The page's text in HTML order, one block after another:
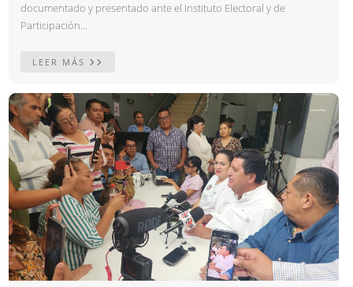
documentado y presentado ante el Instituto Electoral y de
Participación...
LEER MÁS